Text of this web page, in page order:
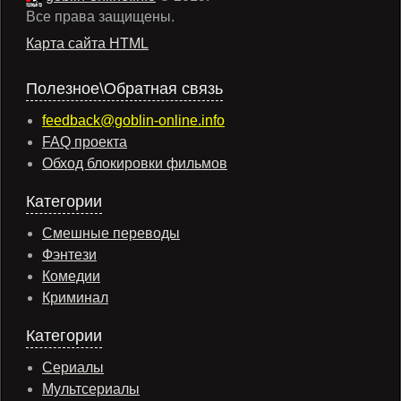
Все права защищены.
Карта сайта HTML
Полезное\Обратная связь
feedback@goblin-online.info
FAQ проекта
Обход блокировки фильмов
Категории
Смешные переводы
Фэнтези
Комедии
Криминал
Категории
Сериалы
Мультсериалы